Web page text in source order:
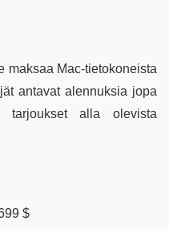
maksaa Mac-tietokoneista
antavat alennuksia jopa
tarjoukset alla olevista
$